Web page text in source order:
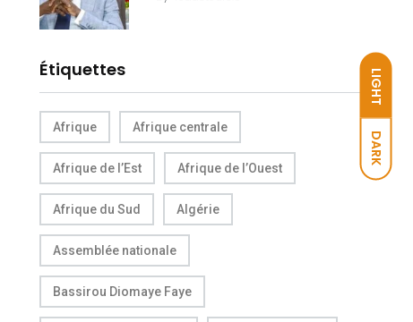
LIGHT
DARK
Étiquettes
Afrique Afrique centrale
Afrique de l’Est Afrique de l’Ouest
Afrique du Sud Algérie
Assemblée nationale
Bassirou Diomaye Faye